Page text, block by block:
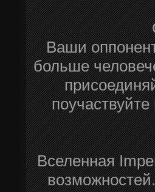
Ваши
больше
Вселенная